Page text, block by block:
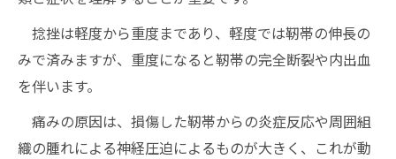
捻挫は軽度から重度まであり、軽度では靭帯の伸長の
みで済みますが、重度になると靭帯の完全断裂や内出血
を伴います。
痛みの原因は、損傷した靭帯からの炎症反応や周囲組
織の腫れによる神経圧迫によるものが大きく、これが動